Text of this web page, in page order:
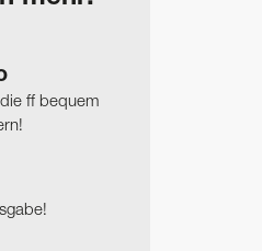
die ff bequem